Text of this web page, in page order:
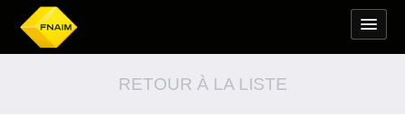
RETOUR À LA LISTE